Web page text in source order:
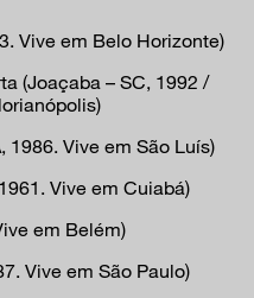
Vive em Belo Horizonte)
(Joaçaba – SC, 1992 /
1986. Vive em São Luís)
Vive em Cuiabá)
em Belém)
Vive em São Paulo)